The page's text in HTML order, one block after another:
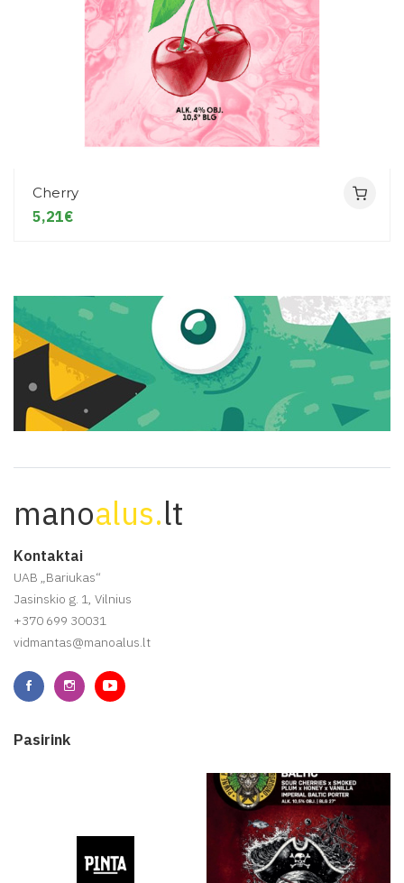
Cherry
5,21€
manoalus.lt
Kontaktai
UAB „Bariukas“
Jasinskio g. 1, Vilnius
+370 699 30031
vidmantas@manoalus.lt
Pasirink